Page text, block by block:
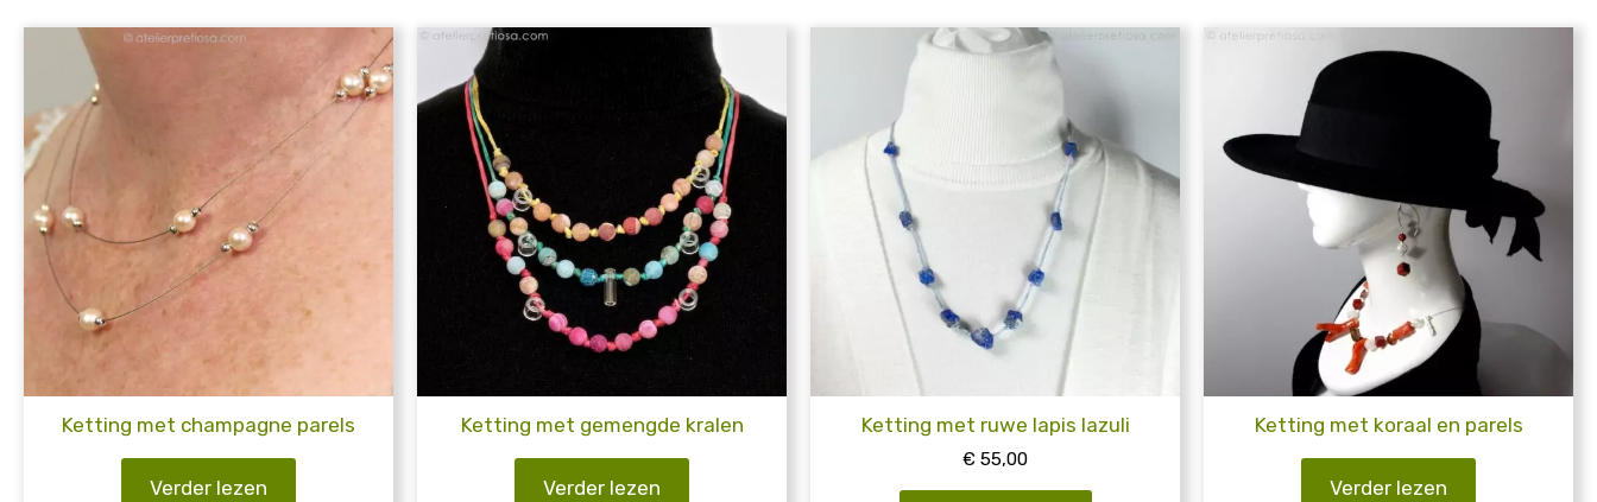
Ketting met champagne parels
Verder lezen
Ketting met gemengde kralen
Verder lezen
Ketting met ruwe lapis lazuli
€ 55,00
Ketting met koraal en parels
Verder lezen